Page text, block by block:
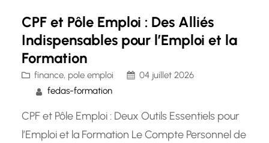
CPF et Pôle Emploi : Des Alliés
Indispensables pour l’Emploi et la
Formation
finance, pole emploi
04 juillet 2026
fedas-formation
CPF et Pôle Emploi : Deux Outils Essentiels pour
l’Emploi et la Formation Le Compte Personnel de